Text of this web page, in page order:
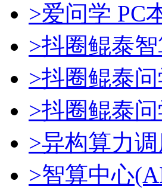
>爱问学 PC
>抖圈鲲泰
>抖圈鲲泰
>抖圈鲲泰问
>异构算力
>智算中心